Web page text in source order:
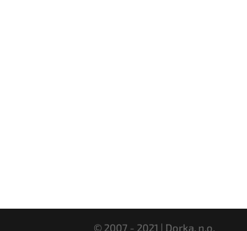
© 2007 - 2021 | Dorka, n.o.